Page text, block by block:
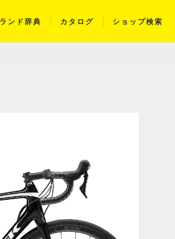
ンド辞典 カタログ ショップ検索